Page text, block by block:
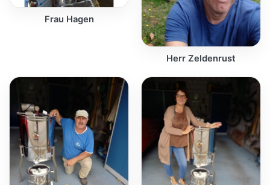
Frau Hagen
Herr Zeldenrust